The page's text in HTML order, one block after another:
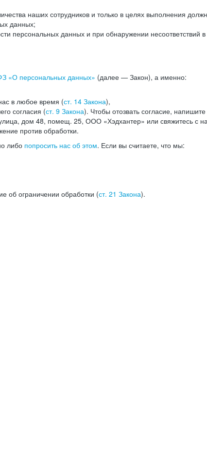
наших сотрудников и только в целях выполнения
данных;
персональных данных и при обнаружении несоответствий
«О персональных данных» (далее — Закон), а именно:
в любое время (ст. 14 Закона),
согласия (ст. 9 Закона). Чтобы отозвать согласие,
дом 48, помещ. 25, ООО «Хэдхантер» или свяжитесь с
против обработки.
либо попросить нас об этом. Если вы считаете, что мы:
об ограничении обработки (ст. 21 Закона).